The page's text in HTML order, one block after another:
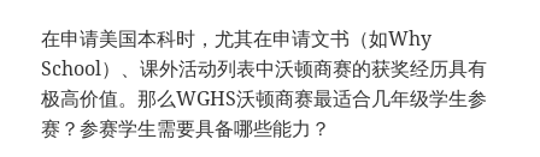
在申请美国本科时，尤其在申请文书（如Why
School）、课外活动列表中沃顿商赛的获奖经历具有
极高价值。那么WGHS沃顿商赛最适合几年级学生参
赛？参赛学生需要具备哪些能力？